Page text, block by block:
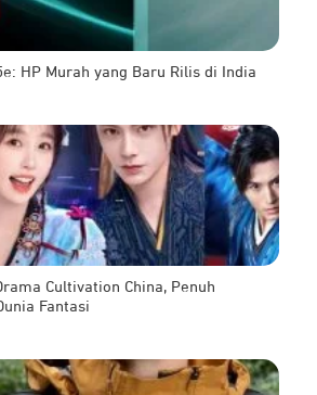
HP Murah yang Baru Rilis di India
Cultivation China, Penuh
Fantasi